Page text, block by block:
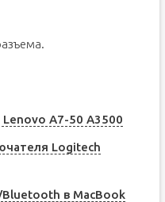
A7-50 A3500
Logitech
в MacBook